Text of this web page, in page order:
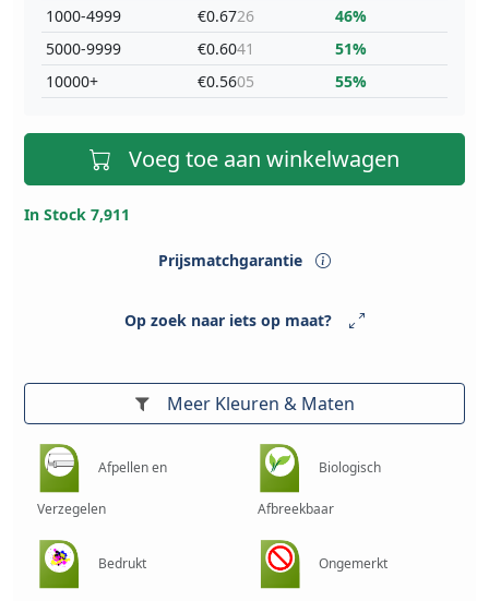
1000-4999
5000-9999
10000+
€0.6726
€0.6041
€0.5605
46%
51%
55%
Voeg toe aan winkelwagen
In Stock 7,911
Prijsmatchgarantie
Op zoek naar iets op maat?
Meer Kleuren & Maten
Afpellen en
Verzegelen
Biologisch
Afbreekbaar
Bedrukt Ongemerkt